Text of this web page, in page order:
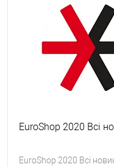
EuroShop 2020 Всі
EuroShop 2020 Всі